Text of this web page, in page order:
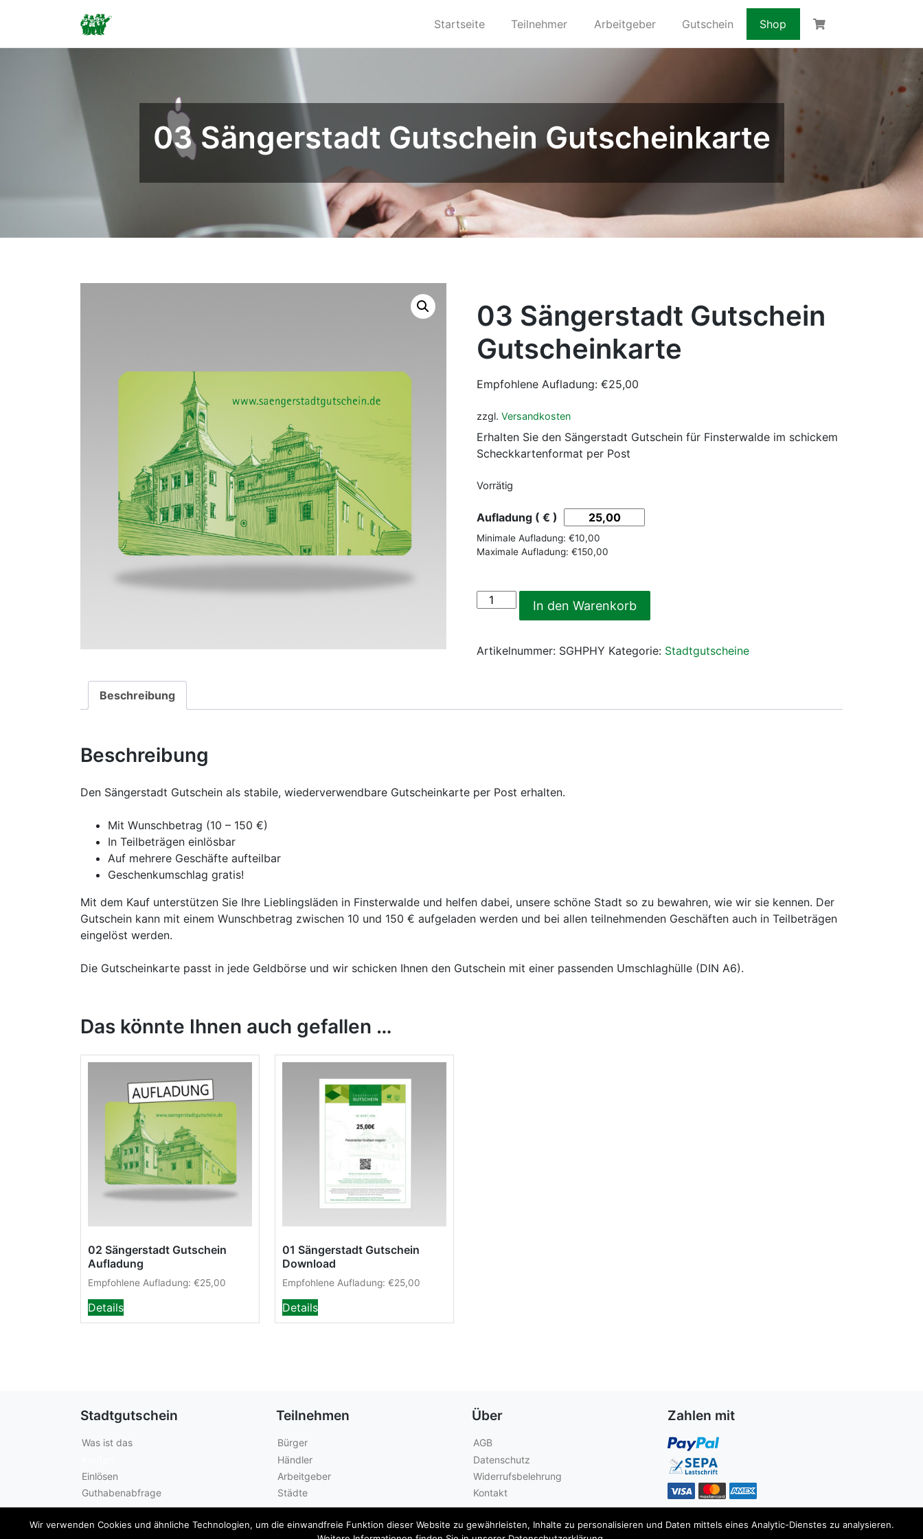
Startseite Teilnehmer Arbeitgeber Gutschein Shop
03 Sängerstadt Gutschein Gutscheinkarte
03 Sängerstadt Gutschein
Gutscheinkarte
Empfohlene Aufladung: €25,00
zzgl.Versandkosten
Erhalten Sie den Sängerstadt Gutschein für Finsterwalde im schickem
Scheckkartenformat per Post
Vorrätig
Aufladung ( € )
Minimale Aufladung: €10,00
Maximale Aufladung: €150,00
03
Sängerstadt
Gutscheinkarte
In den Warenkorb
Artikelnummer: SGHPHY Kategorie: Stadtgutscheine
Beschreibung
Beschreibung
Den Sängerstadt Gutschein als stabile, wiederverwendbare Gutscheinkarte per Post erhalten.
Mit Wunschbetrag (10 – 150 €)
In Teilbeträgen einlösbar
Auf mehrere Geschäfte aufteilbar
Geschenkumschlag gratis!
Mit dem Kauf unterstützen Sie Ihre Lieblingsläden in Finsterwalde und helfen dabei, unsere schöne Stadt so zu bewahren, wie wir sie kennen. Der
Gutschein kann mit einem Wunschbetrag zwischen 10 und 150 € aufgeladen werden und bei allen teilnehmenden Geschäften auch in Teilbeträgen
eingelöst werden.
Die Gutscheinkarte passt in jede Geldbörse und wir schicken Ihnen den Gutschein mit einer passenden Umschlaghülle (DIN A6).
Das könnte Ihnen auch gefallen …
02 Sängerstadt Gutschein
Aufladung
Empfohlene Aufladung: €25,00
Details
01 Sängerstadt Gutschein
Download
Empfohlene Aufladung: €25,00
Details
Stadtgutschein
Was ist das
Einlösen
Guthabenabfrage
Teilnehmen
Bürger
Händler
Arbeitgeber
Städte
Über
AGB
Datenschutz
Widerrufsbelehrung
Kontakt
Zahlen mit
Impressum
Wir verwenden Cookies und ähnliche Technologien, um die einwandfreie Funktion dieser Website zu gewährleisten, Inhalte zu personalisieren und Daten mittels eines Analytic-Dienstes zu analysieren.